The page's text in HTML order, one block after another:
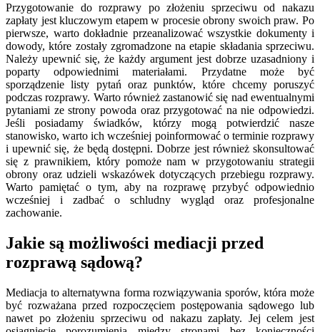
Przygotowanie do rozprawy po złożeniu sprzeciwu od nakazu
zapłaty jest kluczowym etapem w procesie obrony swoich praw. Po
pierwsze, warto dokładnie przeanalizować wszystkie dokumenty i
dowody, które zostały zgromadzone na etapie składania sprzeciwu.
Należy upewnić się, że każdy argument jest dobrze uzasadniony i
poparty odpowiednimi materiałami. Przydatne może być
sporządzenie listy pytań oraz punktów, które chcemy poruszyć
podczas rozprawy. Warto również zastanowić się nad ewentualnymi
pytaniami ze strony powoda oraz przygotować na nie odpowiedzi.
Jeśli posiadamy świadków, którzy mogą potwierdzić nasze
stanowisko, warto ich wcześniej poinformować o terminie rozprawy
i upewnić się, że będą dostępni. Dobrze jest również skonsultować
się z prawnikiem, który pomoże nam w przygotowaniu strategii
obrony oraz udzieli wskazówek dotyczących przebiegu rozprawy.
Warto pamiętać o tym, aby na rozprawę przybyć odpowiednio
wcześniej i zadbać o schludny wygląd oraz profesjonalne
zachowanie.
Jakie są możliwości mediacji przed
rozprawą sądową?
Mediacja to alternatywna forma rozwiązywania sporów, która może
być rozważana przed rozpoczęciem postępowania sądowego lub
nawet po złożeniu sprzeciwu od nakazu zapłaty. Jej celem jest